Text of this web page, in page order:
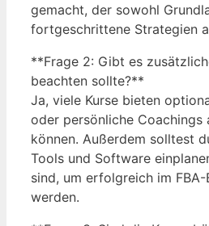
gemacht, der sowohl
fortgeschrittene Strategien
**Frage 2: Gibt es
beachten sollte?**
Ja, viele Kurse bieten
oder persönliche Coachings
können. Außerdem solltest
Tools und Software
sind, um erfolgreich im
werden.